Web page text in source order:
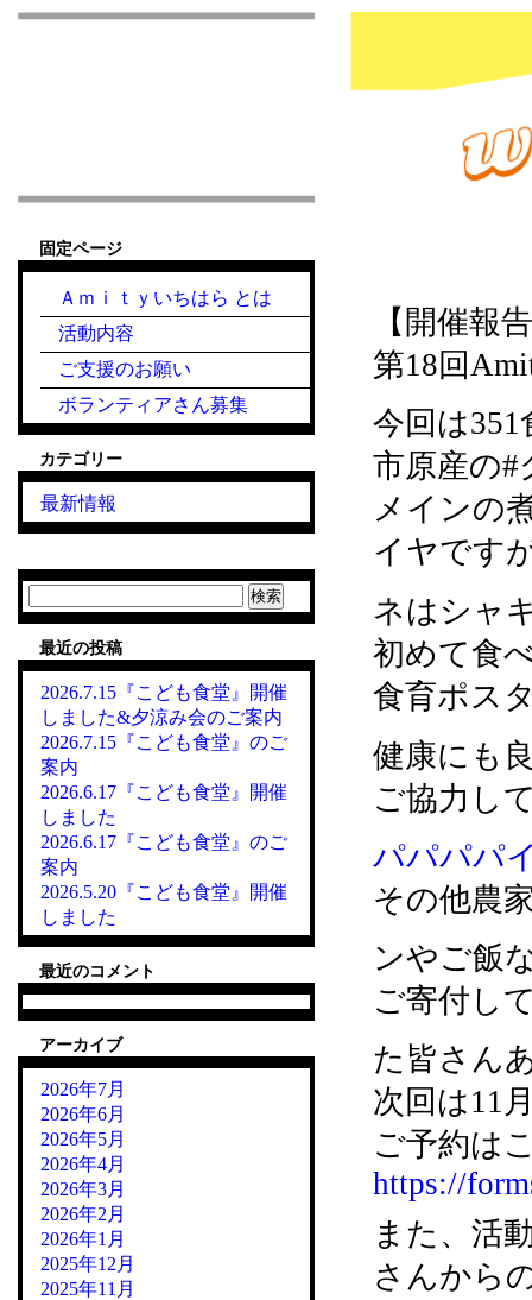
【開催報
第18回
今回は
市原産の#
メインの
イヤです
ネはシャ
初めて食
食育ポス
健康にも
ご協力し
パパパパ
その他農
ンやご飯
ご寄付し
た皆さん
次回は11
ご予約は
https://
また、活
さんから
固定ページ
Ａｍｉｔｙいちはら とは
活動内容
ご支援のお願い
ボランティアさん募集
カテゴリー
最新情報
索:
最近の投稿
2026.7.15『こども食堂』開催
しました&夕涼み会のご案内
2026.7.15『こども食堂』のご
案内
2026.6.17『こども食堂』開催
しました
2026.6.17『こども食堂』のご
案内
2026.5.20『こども食堂』開催
しました
最近のコメント
アーカイブ
2026年7月
2026年6月
2026年5月
2026年4月
2026年3月
2026年2月
2026年1月
2025年12月
2025年11月